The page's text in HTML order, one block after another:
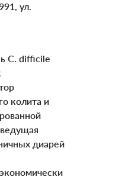
ул.
C. difficile
колита и
диарей